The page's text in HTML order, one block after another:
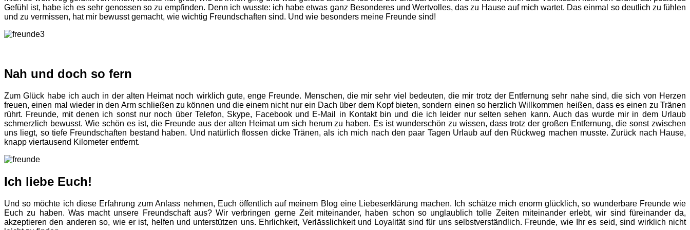
Gefühl ist, habe ich es sehr genossen so zu empfinden. Denn ich wusste: ich habe etwas ganz Besonderes und Wertvolles, das zu Hause auf mich wartet. Das einmal so deutlich zu fühlen
und zu vermissen, hat mir bewusst gemacht, wie wichtig Freundschaften sind. Und wie besonders meine Freunde sind!
Nah und doch so fern
Zum Glück habe ich auch in der alten Heimat noch wirklich gute, enge Freunde. Menschen, die mir sehr viel bedeuten, die mir trotz der Entfernung sehr nahe sind, die sich von Herzen
freuen, einen mal wieder in den Arm schließen zu können und die einem nicht nur ein Dach über dem Kopf bieten, sondern einen so herzlich Willkommen heißen, dass es einen zu Tränen
rührt. Freunde, mit denen ich sonst nur noch über Telefon, Skype, Facebook und E-Mail in Kontakt bin und die ich leider nur selten sehen kann. Auch das wurde mir in dem Urlaub
schmerzlich bewusst. Wie schön es ist, die Freunde aus der alten Heimat um sich herum zu haben. Es ist wunderschön zu wissen, dass trotz der großen Entfernung, die sonst zwischen
uns liegt, so tiefe Freundschaften bestand haben. Und natürlich flossen dicke Tränen, als ich mich nach den paar Tagen Urlaub auf den Rückweg machen musste. Zurück nach Hause,
knapp viertausend Kilometer entfernt.
Ich liebe Euch!
Und so möchte ich diese Erfahrung zum Anlass nehmen, Euch öffentlich auf meinem Blog eine Liebeserklärung machen. Ich schätze mich enorm glücklich, so wunderbare Freunde wie
Euch zu haben. Was macht unsere Freundschaft aus? Wir verbringen gerne Zeit miteinander, haben schon so unglaublich tolle Zeiten miteinander erlebt, wir sind füreinander da,
akzeptieren den anderen so, wie er ist, helfen und unterstützen uns. Ehrlichkeit, Verlässlichkeit und Loyalität sind für uns selbstverständlich. Freunde, wie Ihr es seid, sind wirklich nicht